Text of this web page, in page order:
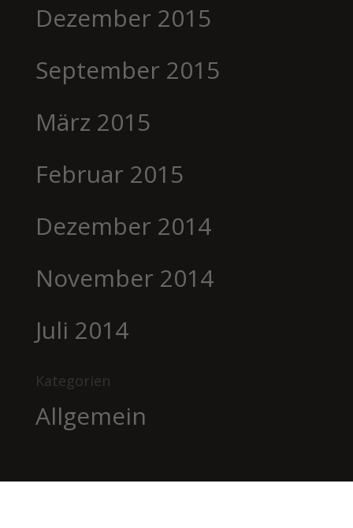
Dezember 2015
September 2015
März 2015
Februar 2015
Dezember 2014
November 2014
Juli 2014
Kategorien
Allgemein